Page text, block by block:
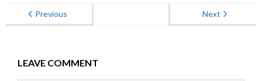
Previous Next
LEAVE COMMENT